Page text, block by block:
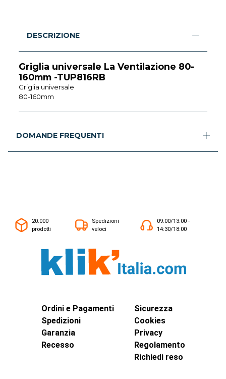
DESCRIZIONE
Griglia universale La Ventilazione 80-
160mm -TUP816RB
Griglia universale
80-160mm
DOMANDE FREQUENTI
20.000
prodotti
Spedizioni
veloci
09:00/13:00 -
14:30/18:00
Ordini e Pagamenti
Spedizioni
Garanzia
Recesso
Sicurezza
Cookies
Privacy
Regolamento
Richiedi reso